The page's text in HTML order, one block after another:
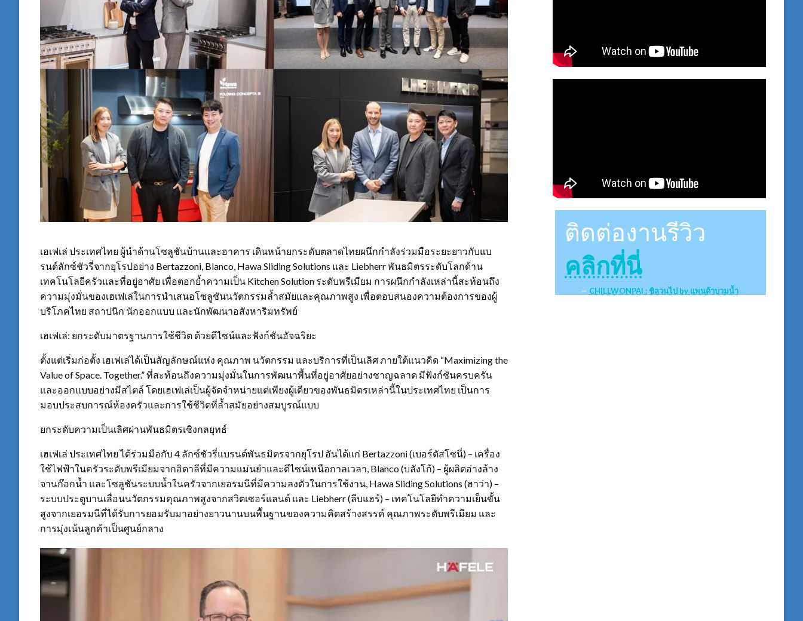
เฮเฟเล่ ประเทศไทย ผู้นำด้านโซลูชันบ้านและอาคาร เดินหน้ายกระดับตลาดไทยผนึกกำลังร่วมมือระยะยาวกับแบ
รนด์ลักซ์ชัวรี่จากยุโรปอย่าง Bertazzoni, Blanco, Hawa Sliding Solutions และ Liebherr พันธมิตรระดับโลกด้าน
เทคโนโลยีครัวและที่อยู่อาศัย เพื่อตอกย้ำความเป็น Kitchen Solution ระดับพรีเมียม การผนึกกำลังเหล่านี้สะท้อนถึง
ความมุ่งมั่นของเฮเฟเล่ในการนำเสนอโซลูชันนวัตกรรมล้ำสมัยและคุณภาพสูง เพื่อตอบสนองความต้องการของผู้
บริโภคไทย สถาปนิก นักออกแบบ และนักพัฒนาอสังหาริมทรัพย์
เฮเฟเล่: ยกระดับมาตรฐานการใช้ชีวิต ด้วยดีไซน์และฟังก์ชันอัจฉริยะ
ตั้งแต่เริ่มก่อตั้ง เฮเฟเล่ได้เป็นสัญลักษณ์แห่ง คุณภาพ นวัตกรรม และบริการที่เป็นเลิศ ภายใต้แนวคิด “Maximizing the
Value of Space. Together.” ที่สะท้อนถึงความมุ่งมั่นในการพัฒนาพื้นที่อยู่อาศัยอย่างชาญฉลาด มีฟังก์ชันครบครัน
และออกแบบอย่างมีสไตล์ โดยเฮเฟเล่เป็นผู้จัดจำหน่ายแต่เพียงผู้เดียวของพันธมิตรเหล่านี้ในประเทศไทย เป็นการ
มอบประสบการณ์ห้องครัวและการใช้ชีวิตที่ล้ำสมัยอย่างสมบูรณ์แบบ
ยกระดับความเป็นเลิศผ่านพันธมิตรเชิงกลยุทธ์
เฮเฟเล่ ประเทศไทย ได้ร่วมมือกับ 4 ลักซ์ชัวรี่แบรนด์พันธมิตรจากยุโรป อันได้แก่ Bertazzoni (เบอร์ตัสโซนี่) – เครื่อง
ใช้ไฟฟ้าในครัวระดับพรีเมียมจากอิตาลีที่มีความแม่นยำและดีไซน์เหนือกาลเวลา, Blanco (บลังโก้) – ผู้ผลิตอ่างล้าง
จานก๊อกน้ำ และโซลูชันระบบน้ำในครัวจากเยอรมนีที่มีความลงตัวในการใช้งาน, Hawa Sliding Solutions (ฮาว่า) –
ระบบประตูบานเลื่อนนวัตกรรมคุณภาพสูงจากสวิตเซอร์แลนด์ และ Liebherr (ลีบแฮร์) – เทคโนโลยีทำความเย็นขั้น
สูงจากเยอรมนีที่ได้รับการยอมรับมาอย่างยาวนานบนพื้นฐานของความคิดสร้างสรรค์ คุณภาพระดับพรีเมียม และ
การมุ่งเน้นลูกค้าเป็นศูนย์กลาง
ติดต่องานรีวิว
คลิกที่นี่
CHILLWONPAI : ชิลวนไป by แพนด้าบวมน้ำ